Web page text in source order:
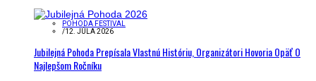
POHODA FESTIVAL
/12. JÚLA 2026
Jubilejná Pohoda Prepísala Vlastnú Históriu, Organizátori Hovoria Opäť O
Najlepšom Ročníku